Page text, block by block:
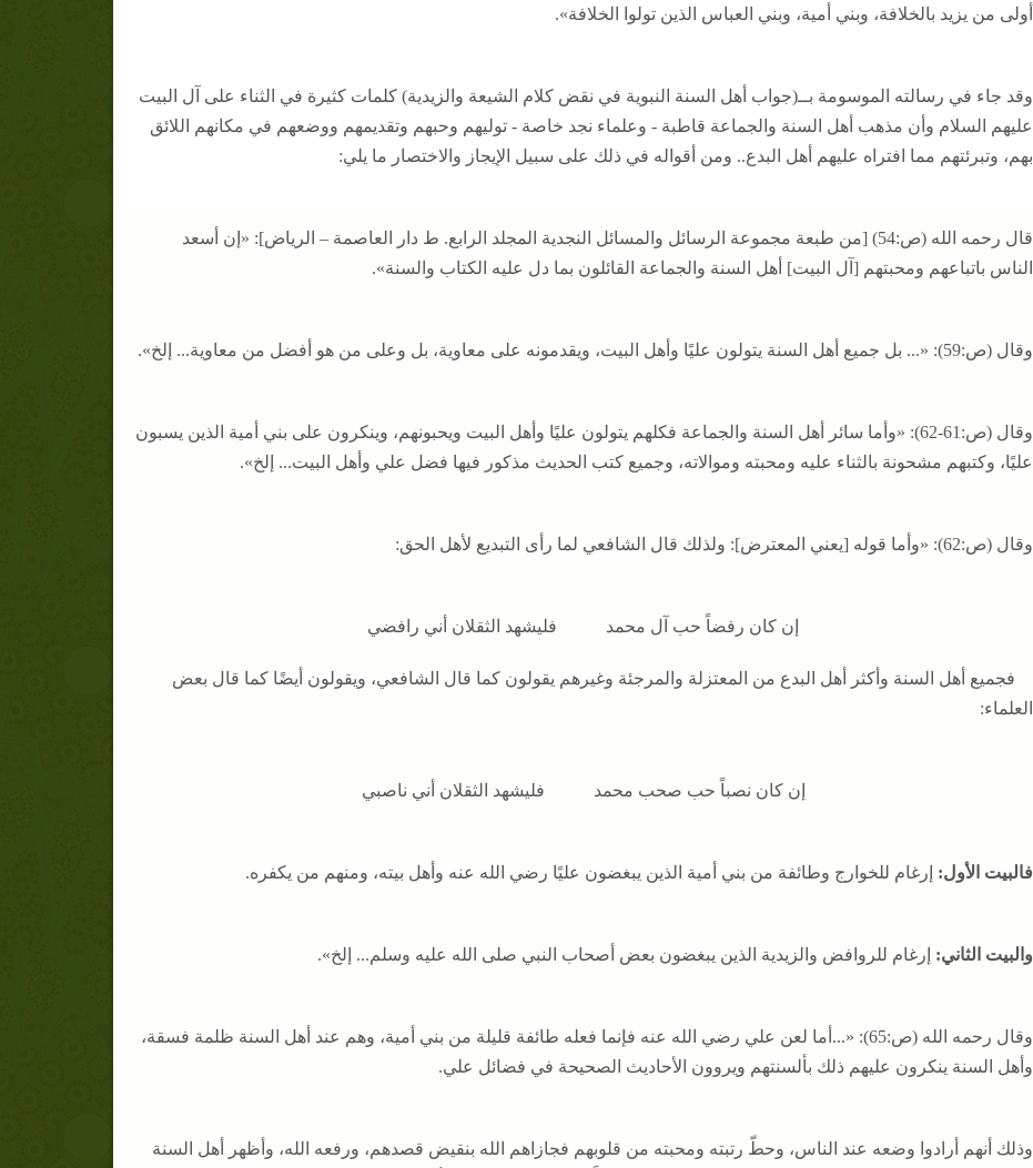
أولى من يزيد بالخلافة، وبني أمية، وبني العباس الذين تولوا الخلافة».
وقد جاء في رسالته الموسومة بــ(جواب أهل السنة النبوية في نقض كلام الشيعة والزيدية) كلمات كثيرة في الثناء على آل البيت
عليهم السلام وأن مذهب أهل السنة والجماعة قاطبة - وعلماء نجد خاصة - توليهم وحبهم وتقديمهم ووضعهم في مكانهم اللائق
بهم، وتبرئتهم مما افتراه عليهم أهل البدع.. ومن أقواله في ذلك على سبيل الإيجاز والاختصار ما يلي:
قال رحمه الله (ص:54) [من طبعة مجموعة الرسائل والمسائل النجدية المجلد الرابع. ط دار العاصمة – الرياض]: «إن أسعد
الناس باتباعهم ومحبتهم [آل البيت] أهل السنة والجماعة القائلون بما دل عليه الكتاب والسنة».
وقال (ص:59): «... بل جميع أهل السنة يتولون عليًا وأهل البيت، ويقدمونه على معاوية، بل وعلى من هو أفضل من معاوية... إلخ».
وقال (ص:61-62): «وأما سائر أهل السنة والجماعة فكلهم يتولون عليًا وأهل البيت ويحبونهم، وينكرون على بني أمية الذين يسبون
عليًا، وكتبهم مشحونة بالثناء عليه ومحبته وموالاته، وجميع كتب الحديث مذكور فيها فضل علي وأهل البيت... إلخ».
وقال (ص:62): «وأما قوله [يعني المعترض]: ولذلك قال الشافعي لما رأى التبديع لأهل الحق:
إن كان رفضاً حب آل محمد فليشهد الثقلان أني رافضي
فجميع أهل السنة وأكثر أهل البدع من المعتزلة والمرجئة وغيرهم يقولون كما قال الشافعي، ويقولون أيضًا كما قال بعض
العلماء:
إن كان نصباً حب صحب محمد فليشهد الثقلان أني ناصبي
فالبيت الأول: إرغام للخوارج وطائفة من بني أمية الذين يبغضون عليًا رضي الله عنه وأهل بيته، ومنهم من يكفره.
والبيت الثاني: إرغام للروافض والزيدية الذين يبغضون بعض أصحاب النبي صلى الله عليه وسلم... إلخ».
وقال رحمه الله (ص:65): «...أما لعن علي رضي الله عنه فإنما فعله طائفة قليلة من بني أمية، وهم عند أهل السنة ظلمة فسقة،
وأهل السنة ينكرون عليهم ذلك بألسنتهم ويروون الأحاديث الصحيحة في فضائل علي.
وذلك أنهم أرادوا وضعه عند الناس، وحطّ رتبته ومحبته من قلوبهم فجازاهم الله بنقيض قصدهم، ورفعه الله، وأظهر أهل السنة